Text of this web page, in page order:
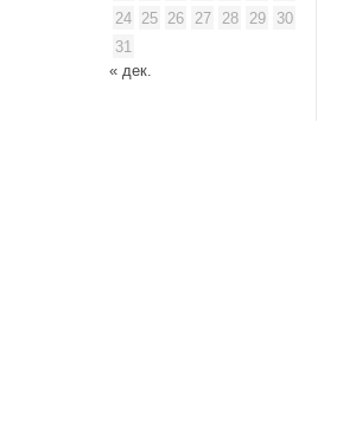
24 25 26 27 28 29
30
31
« дек.